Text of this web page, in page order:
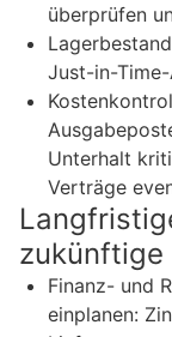
überprüfen
Just-in-
Unterhalt
Verträge
zukünftige
Finanz- und
einplanen: